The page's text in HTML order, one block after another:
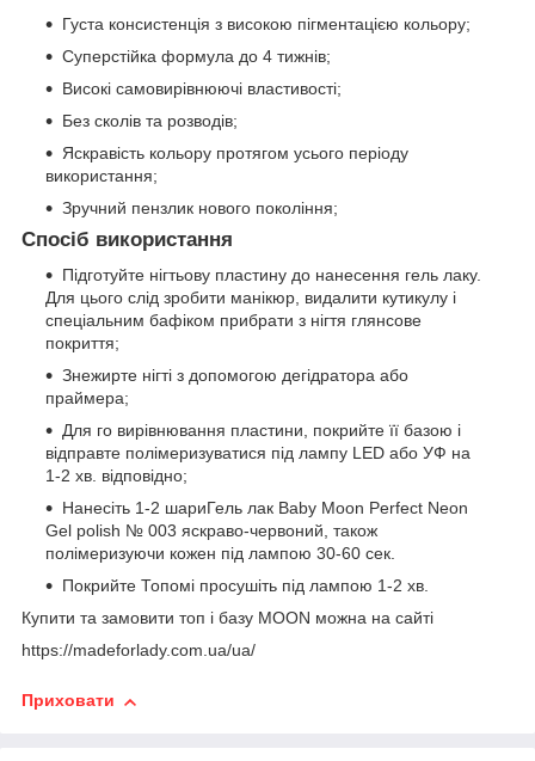
Густа консистенція з високою пігментацією кольору;
Суперстійка формула до 4 тижнів;
Високі самовирівнюючі властивості;
Без сколів та розводів;
Яскравість кольору протягом усього періоду
використання;
Зручний пензлик нового покоління;
Спосіб використання
Підготуйте нігтьову пластину до нанесення гель лаку.
Для цього слід зробити манікюр, видалити кутикулу і
спеціальним бафіком прибрати з нігтя глянсове
покриття;
Знежирте нігті з допомогою дегідратора або
праймера;
Для го вирівнювання пластини, покрийте її базою і
відправте полімеризуватися під лампу LED або УФ на
1-2 хв. відповідно;
Нанесіть 1-2 шариГель лак Baby Moon Perfect Neon
Gel polish № 003 яскраво-червоний, також
полімеризуючи кожен під лампою 30-60 сек.
Покрийте Топомі просушіть під лампою 1-2 хв.
Купити та замовити топ і базу MOON можна на сайті
https://madeforlady.com.ua/ua/
Приховати